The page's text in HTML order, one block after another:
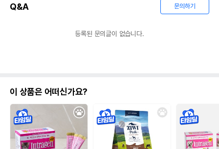
Q&A 문의하기
등록된 문의글이 없습니다.
이 상품은 어떠신가요?